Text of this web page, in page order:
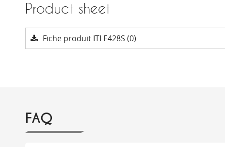
Product sheet
Fiche produit ITI E428S (0)
FAQ